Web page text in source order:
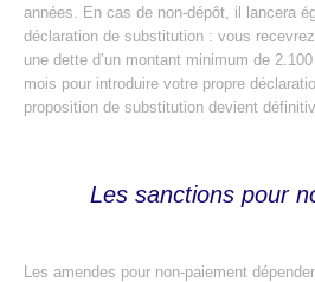
années. En cas de non-dépôt, il lancera
déclaration de substitution : vous
une dette d’un montant minimum de
mois pour introduire votre propre
proposition de substitution devient
Les sanctions pour
Les amendes pour non-paiement